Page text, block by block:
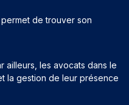
de trouver son
ailleurs, les avocats dans le
la gestion de leur présence